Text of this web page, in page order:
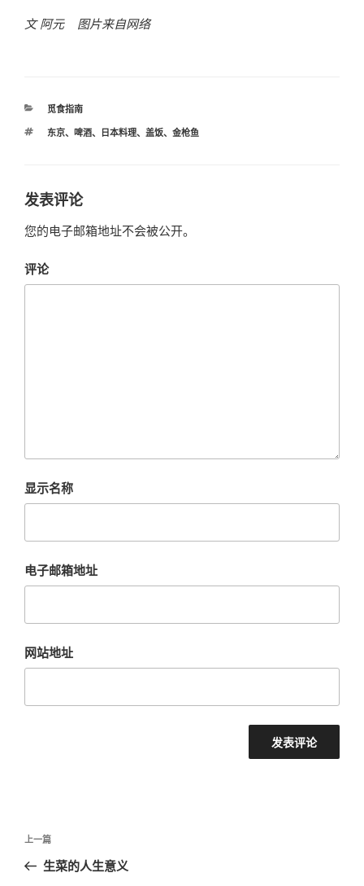
文 阿元 图片来自网络
分
觅食指南
标
东京、 啤酒、 日本料理、 盖饭、 金枪鱼
发表评论
您的电子邮箱地址不会被公开。
评论
显示名称
电子邮箱地址
网站地址
文
导
上
一
上一篇
生菜的人生意义